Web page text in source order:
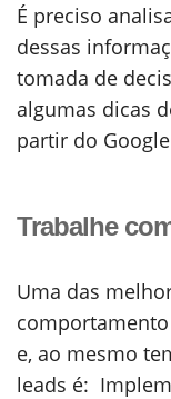
É preciso
dessas
tomada de
algumas dicas
partir do
Trabalhe
Uma das
e, ao mesmo
leads é: